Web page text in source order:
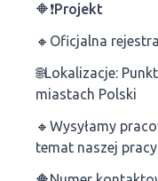
🔶❗Projekt
🔸Oficjalna
🌐Lokalizacje:
miastach Polski
🔸Wysyłamy
temat naszej